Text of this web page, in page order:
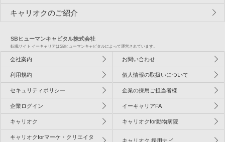
キャリオクのご紹介
SBヒューマンキャピタル株式会社
転職サイト イーキャリアはSBヒューマンキャピタルによって運営されています。
会社案内 お問い合わせ
利用規約 個人情報の取扱いについて
セキュリティポリシー 企業の採用ご担当者様
企業ログイン イーキャリアFA
キャリオク キャリオクfor動物病院
キャリオクforマーケ・クリエイタ
キャリオク 採用ナビ